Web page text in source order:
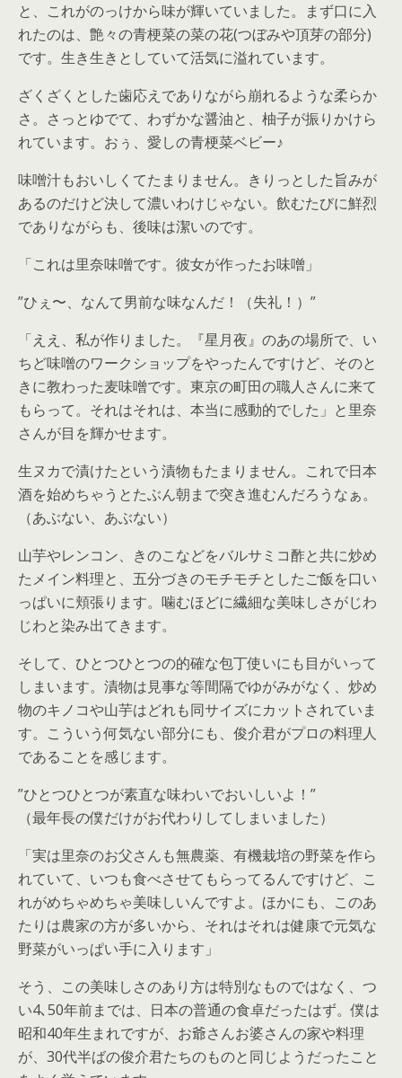
と、これがのっけから味が輝いていました。まず口に入
れたのは、艶々の青梗菜の菜の花(つぼみや頂芽の部分)
です。生き生きとしていて活気に溢れています。
ざくざくとした歯応えでありながら崩れるような柔らか
さ。さっとゆでて、わずかな醤油と、柚子が振りかけら
れています。おぅ、愛しの青梗菜ベビー♪
味噌汁もおいしくてたまりません。きりっとした旨みが
あるのだけど決して濃いわけじゃない。飲むたびに鮮烈
でありながらも、後味は潔いのです。
「これは里奈味噌です。彼女が作ったお味噌」
”ひぇ〜、なんて男前な味なんだ！（失礼！）”
「ええ、私が作りました。『星月夜』のあの場所で、い
ちど味噌のワークショップをやったんですけど、そのと
きに教わった麦味噌です。東京の町田の職人さんに来て
もらって。それはそれは、本当に感動的でした」と里奈
さんが目を輝かせます。
生ヌカで漬けたという漬物もたまりません。これで日本
酒を始めちゃうとたぶん朝まで突き進むんだろうなぁ。
（あぶない、あぶない）
山芋やレンコン、きのこなどをバルサミコ酢と共に炒め
たメイン料理と、五分づきのモチモチとしたご飯を口い
っぱいに頬張ります。噛むほどに繊細な美味しさがじわ
じわと染み出てきます。
そして、ひとつひとつの的確な包丁使いにも目がいって
しまいます。漬物は見事な等間隔でゆがみがなく、炒め
物のキノコや山芋はどれも同サイズにカットされていま
す。こういう何気ない部分にも、俊介君がプロの料理人
であることを感じます。
”ひとつひとつが素直な味わいでおいしいよ！”
（最年長の僕だけがお代わりしてしまいました）
「実は里奈のお父さんも無農薬、有機栽培の野菜を作ら
れていて、いつも食べさせてもらってるんですけど、こ
れがめちゃめちゃ美味しいんですよ。ほかにも、このあ
たりは農家の方が多いから、それはそれは健康で元気な
野菜がいっぱい手に入ります」
そう、この美味しさのあり方は特別なものではなく、つ
い4､50年前までは、日本の普通の食卓だったはず。僕は
昭和40年生まれですが、お爺さんお婆さんの家や料理
が、30代半ばの俊介君たちのものと同じようだったこと